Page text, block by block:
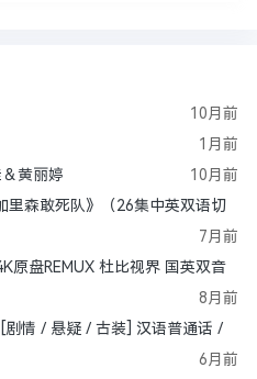
10月前
1月前
黄丽婷
10月前
里森敢死队》（26集中英双语切
7月前
原盘REMUX 杜比视界 国英双音
8月前
情 / 悬疑 / 古装] 汉语普通话 /
6月前